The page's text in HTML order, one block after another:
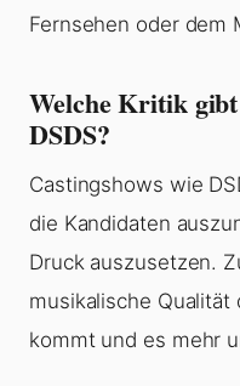
Fernsehen oder dem
Welche Kritik gibt
DSDS?
Castingshows wie
die Kandidaten
Druck auszusetzen.
musikalische
kommt und es mehr